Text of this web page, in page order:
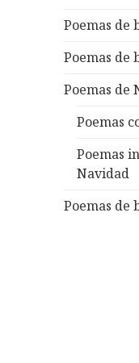
Poemas de
Poemas de
Poemas de
Poemas
Poemas
Navidad
Poemas de